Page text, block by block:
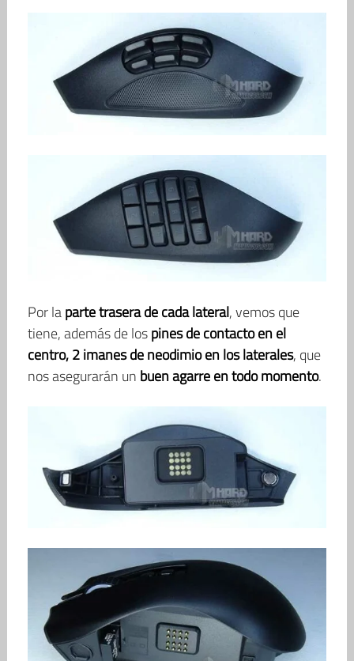
Por laparte trasera de cada lateral, vemos que
tiene, además de lospines de contacto en el
centro, 2 imanes de neodimio en los laterales, que
nos asegurarán un buen agarre en todo momento.